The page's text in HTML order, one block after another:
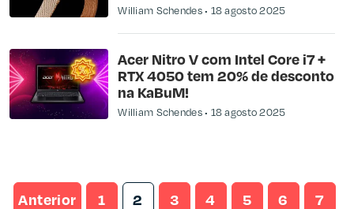
William Schendes 18 agosto 2025
Acer Nitro V com Intel Core i7 +
RTX 4050 tem 20% de desconto
na KaBuM!
William Schendes 18 agosto 2025
Anterior 1 2 3 4 5 6 7